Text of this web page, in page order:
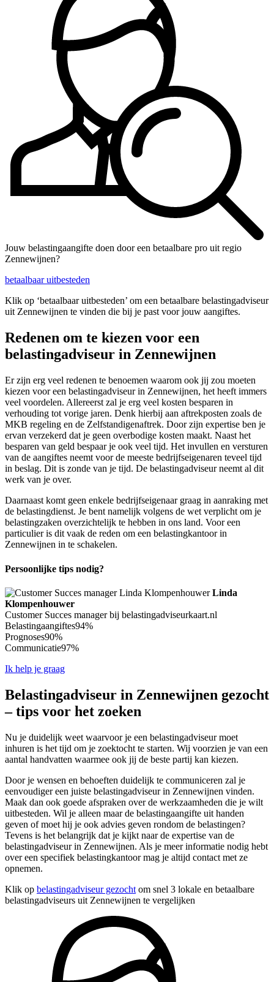
Jouw belastingaangifte doen door een betaalbare pro uit regio
Zennewijnen?
betaalbaar uitbesteden
Klik op ‘betaalbaar uitbesteden’ om een betaalbare belastingadviseur
uit Zennewijnen te vinden die bij je past voor jouw aangiftes.
Redenen om te kiezen voor een
belastingadviseur in Zennewijnen
Er zijn erg veel redenen te benoemen waarom ook jij zou moeten
kiezen voor een belastingadviseur in Zennewijnen, het heeft immers
veel voordelen. Allereerst zal je erg veel kosten besparen in
verhouding tot vorige jaren. Denk hierbij aan aftrekposten zoals de
MKB regeling en de Zelfstandigenaftrek. Door zijn expertise ben je
ervan verzekerd dat je geen overbodige kosten maakt. Naast het
besparen van geld bespaar je ook veel tijd. Het invullen en versturen
van de aangiftes neemt voor de meeste bedrijfseigenaren teveel tijd
in beslag. Dit is zonde van je tijd. De belastingadviseur neemt al dit
werk van je over.
Daarnaast komt geen enkele bedrijfseigenaar graag in aanraking met
de belastingdienst. Je bent namelijk volgens de wet verplicht om je
belastingzaken overzichtelijk te hebben in ons land. Voor een
particulier is dit vaak de reden om een belastingkantoor in
Zennewijnen in te schakelen.
Persoonlijke tips nodig?
Linda
Klompenhouwer
Customer Succes manager bij belastingadviseurkaart.nl
Belastingaangiftes94%
Prognoses90%
Communicatie97%
Ik help je graag
Belastingadviseur in Zennewijnen gezocht
– tips voor het zoeken
Nu je duidelijk weet waarvoor je een belastingadviseur moet
inhuren is het tijd om je zoektocht te starten. Wij voorzien je van een
aantal handvatten waarmee ook jij de beste partij kan kiezen.
Door je wensen en behoeften duidelijk te communiceren zal je
eenvoudiger een juiste belastingadviseur in Zennewijnen vinden.
Maak dan ook goede afspraken over de werkzaamheden die je wilt
uitbesteden. Wil je alleen maar de belastingaangifte uit handen
geven of moet hij je ook advies geven rondom de belastingen?
Tevens is het belangrijk dat je kijkt naar de expertise van de
belastingadviseur in Zennewijnen. Als je meer informatie nodig hebt
over een specifiek belastingkantoor mag je altijd contact met ze
opnemen.
Klik op belastingadviseur gezocht om snel 3 lokale en betaalbare
belastingadviseurs uit Zennewijnen te vergelijken